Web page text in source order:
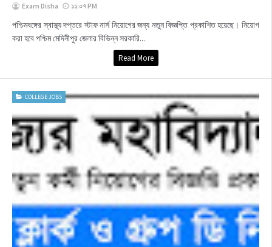
Exam Disha ১১:০৭ PM
পশ্চিমবঙ্গের স্বাস্থ্য দপ্তরে স্টাফ নার্স নিয়োগের জন্য নতুন বিজ্ঞপ্তি প্রকাশিত হয়েছে। নিয়োগ
করা হবে পশ্চিম মেদিনীপুর জেলার বিভিন্ন সরকারি...
Read More
COLLEGE JOBS